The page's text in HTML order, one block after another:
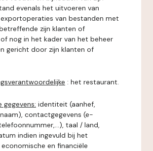
evenals het uitvoeren van
van bestanden met
zijn klanten of
nog in het kader van het beheer
gericht door zijn klanten of
: het restaurant.
gegevens: identiteit (aanhef,
contactgegevens (e-
taal / land,
indien ingevuld bij het
en financiële